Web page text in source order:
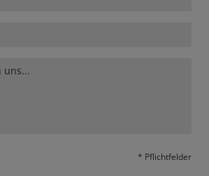
* Pflichtfelder